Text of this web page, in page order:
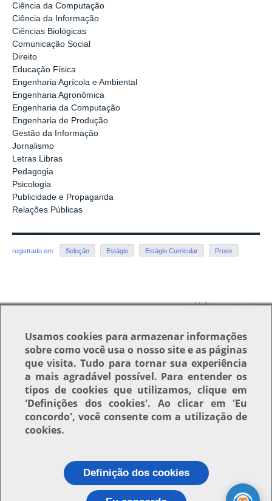
Ciência da Computação
Ciência da Informação
Ciências Biológicas
Comunicação Social
Direito
Educação Física
Engenharia Agrícola e Ambiental
Engenharia Agronômica
Engenharia da Computação
Engenharia de Produção
Gestão da Informação
Jornalismo
Letras Libras
Pedagogia
Psicologia
Publicidade e Propaganda
Relações Públicas
registrado em: Seleção Estágio Estágio Curricular Proex
Voltar para o topo
Usamoscookies para armazenar informações
sobre como você usa o nosso site e as páginas
que visita. Tudo para tornar sua experiência
a mais agradável possível. Para entender os
tipos de cookies que utilizamos, clique em
'Definições dos cookies'. Ao clicar em 'Eu
concordo', você consente com a utilização de
cookies.